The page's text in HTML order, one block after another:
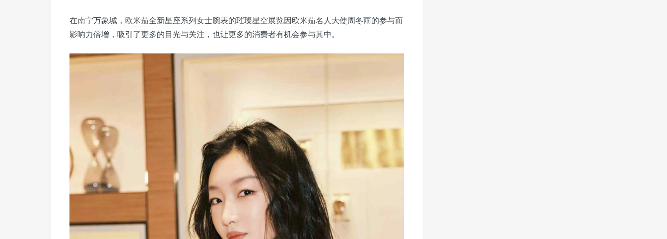
在南宁万象城， 欧米茄全新星座系列女士腕表的璀璨星空展览因欧米茄名人大使周冬雨的参与而
影响力倍增，吸引了更多的目光与关注，也让更多的消费者有机会参与其中。